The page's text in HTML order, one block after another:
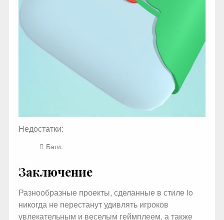
Недостатки:
Баги.
Заключение
Разнообразные проекты, сделанные в стиле io
никогда не перестанут удивлять игроков
увлекательным и веселым геймплеем, а также